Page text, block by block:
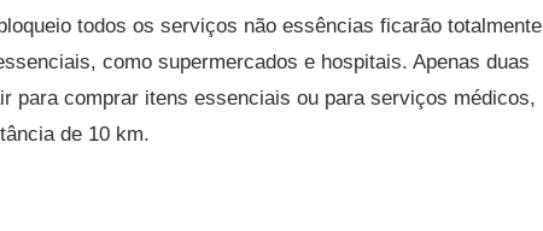
todos os serviços não essências ficarão totalmente
como supermercados e hospitais. Apenas duas
para comprar itens essenciais ou para serviços médicos,
de 10 km.